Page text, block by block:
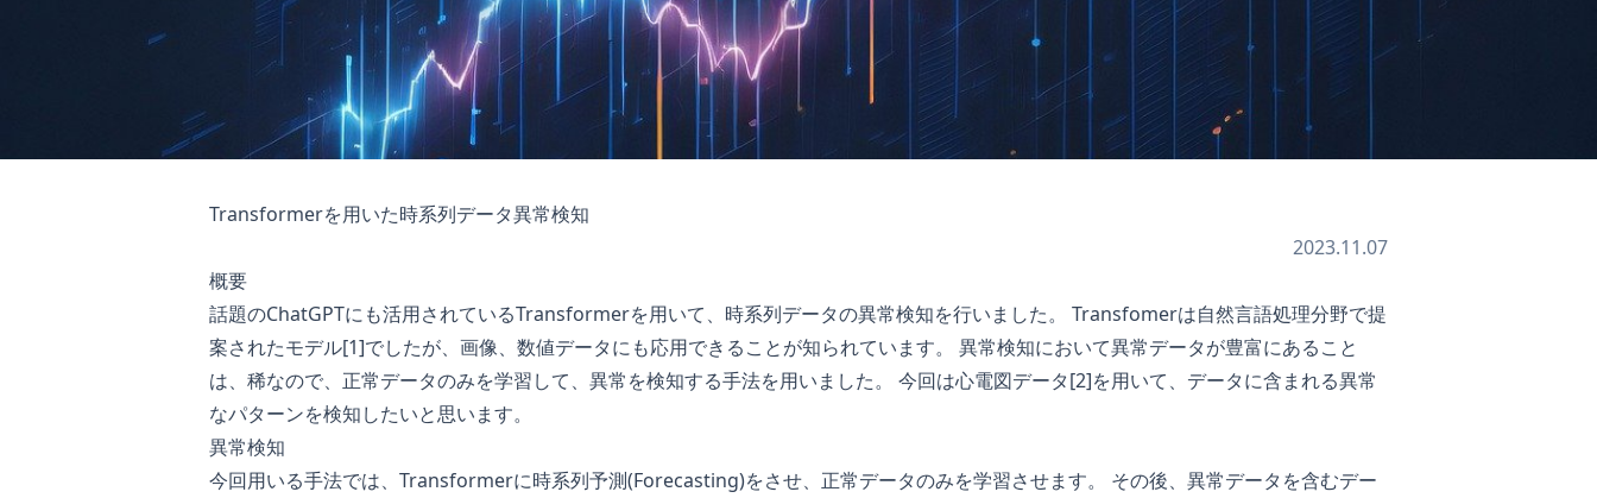
Transformerを用いた時系列データ異常検知
2023.11.07
概要
話題のChatGPTにも活用されているTransformerを用いて、時系列データの異常検知を行いました。 Transfomerは自然言語処理分野で提
案されたモデル[1]でしたが、画像、数値データにも応用できることが知られています。 異常検知において異常データが豊富にあること
は、稀なので、正常データのみを学習して、異常を検知する手法を用いました。 今回は心電図データ[2]を用いて、データに含まれる異常
なパターンを検知したいと思います。
異常検知
今回用いる手法では、Transformerに時系列予測(Forecasting)をさせ、正常データのみを学習させます。 その後、異常データを含むデー